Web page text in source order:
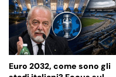
Euro 2032, come sono gli